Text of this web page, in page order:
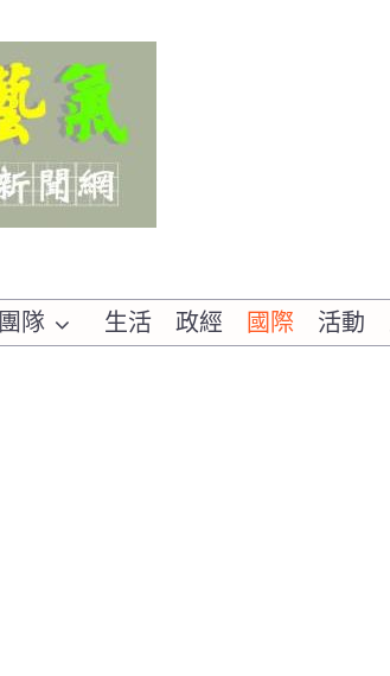
團隊 生活 政經 國際 活動